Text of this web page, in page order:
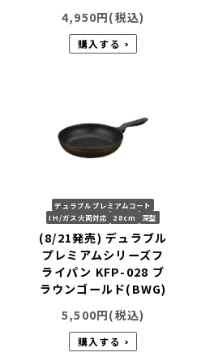
4,950円(税込)
購入する
デュラブルプレミアムコート
IH/ガス火両対応
28cm 深型
(8/21発売) デュラブル
プレミアムシリーズフ
ライパン KFP-028 ブ
ラウンゴールド(BWG)
5,500円(税込)
購入する